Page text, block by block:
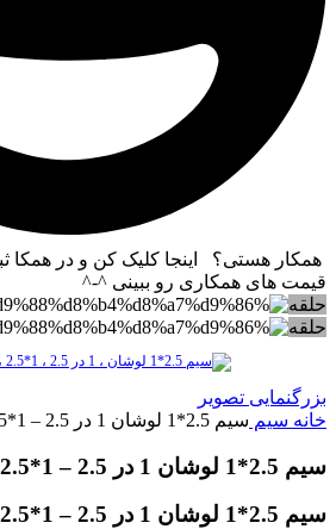
همکار هستی؟ اینجا کلیک کن و در همکا
قیمت های همکاری رو ببینی ^-^
حلقه
حلقه
بزرگنمایی تصویر
خانه سیم سیم 2.5*1 لوشان 1 در 2.5 – 1*2.5 – 1در2.5
سیم 2.5*1 لوشان 1 در 2.5 – 1*2.5 – 1در2.5
سیم 2.5*1 لوشان 1 در 2.5 – 1*2.5 – 1در2.5